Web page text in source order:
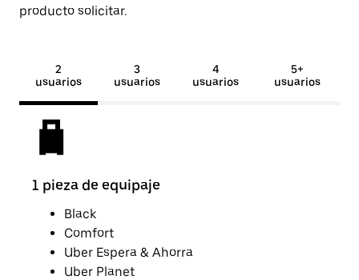
producto solicitar.
2
usuarios
3
usuarios
4
usuarios
5+
usuarios
1 pieza de equipaje
Black
Comfort
Uber Espera & Ahorra
Uber Planet